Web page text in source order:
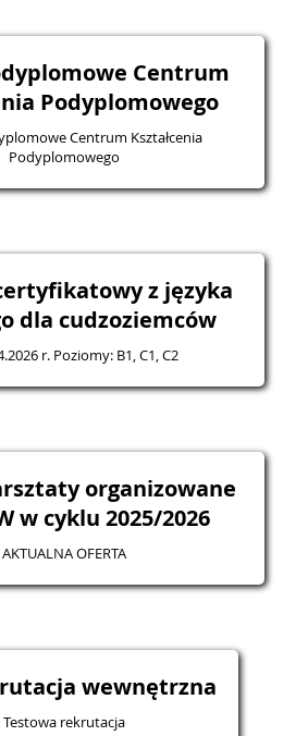
Centrum
Podyplomowego
Centrum Kształcenia
Podyplomowego
z języka
dla cudzoziemców
r. Poziomy: B1, C1, C2
organizowane
w cyklu 2025/2026
AKTUALNA OFERTA
wewnętrzna
Testowa rekrutacja